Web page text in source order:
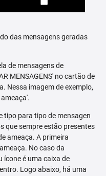
das mensagens geradas
de mensagens de
MENSAGENS' no cartão de
Nessa imagem de exemplo,
tipo para tipo de mensagen
que sempre estão presentes
ameaça. A primeira
No caso da
ícone é uma caixa de
Logo abaixo, há uma